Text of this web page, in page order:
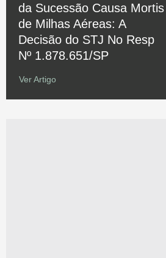
da Sucessão Causa Mortis
de Milhas Aéreas: A
Decisão do STJ No Resp
Nº 1.878.651/SP
Ver Artigo